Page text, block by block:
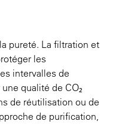
pureté. La filtration et
les
intervalles de
qualité de CO₂
de réutilisation ou de
de purification,